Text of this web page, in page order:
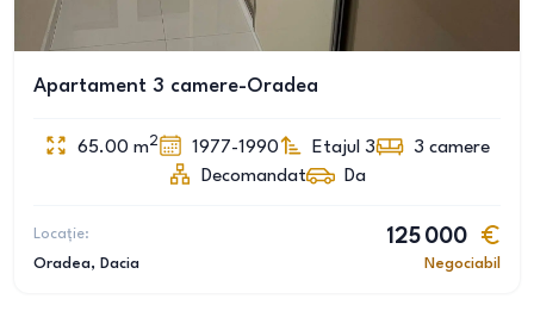
Apartament 3 camere-Oradea
65.00 m2 1977-1990 Etajul 3 3 camere
Decomandat
Da
Locație:
Oradea, Dacia
125 000
Negociabil